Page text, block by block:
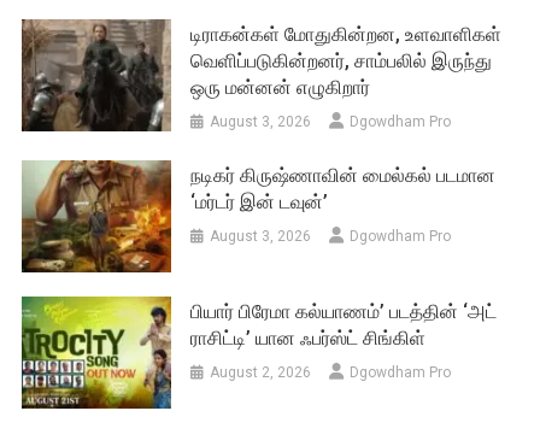
டிராகன்கள் மோதுகின்றன, உளவாளிகள்
வெளிப்படுகின்றனர், சாம்பலில் இருந்து
ஒரு மன்னன் எழுகிறார்
August 3, 2026 Dgowdham Pro
நடிகர் கிருஷ்ணாவின் மைல்கல் படமான
‘மர்டர் இன் டவுன்’
August 3, 2026 Dgowdham Pro
பியார் பிரேமா கல்யாணம்’ படத்தின் ‘அட்
ராசிட்டி’ யான ஃபர்ஸ்ட் சிங்கிள்
August 2, 2026 Dgowdham Pro